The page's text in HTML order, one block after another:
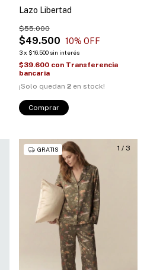
Lazo Libertad
$49.500
$55.000
10% OFF
3x $16.500 sin interés
$39.600 con Transferencia
bancaria
¡Solo quedan 2 en stock!
Comprar
1 / 3
GRATIS